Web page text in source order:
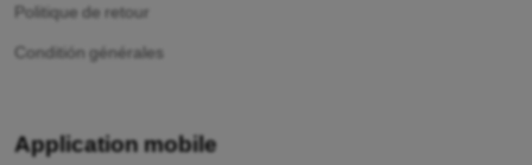
Politique de retour
Conditión générales
Application mobile